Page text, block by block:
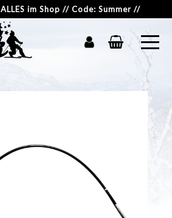
im Shop // Code: Summer //